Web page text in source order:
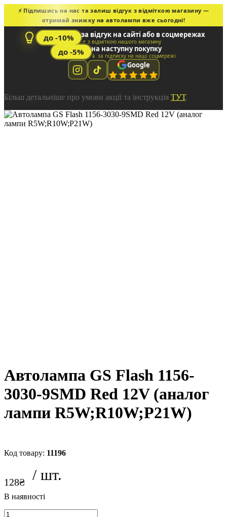
⚡ Підпишись на нас та залиш відгук з відміткою магазину —
отримай знижку на автолампи вже сьогодні!
до -10% за відгук на сайті або в соцмережах
📌 з відміткою нашого магазину
до -5% на наступну покупку
📱 за підписку на наші соцмережі
Google
Більш детальніше про умови акції та інструкція ТУТ.
Автолампа GS Flash 1156-
3030-9SMD Red 12V (аналог
лампи R5W;R10W;P21W)
11196
128₴